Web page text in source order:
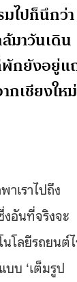
ไปก็นึกว่า
มาวันเดิน
พักยังอยู่แ
กเชียงใหม่
เราไปถึง
งอันที่จริงจะ
โลยีรถยนต์
บ ‘เต็มรูป